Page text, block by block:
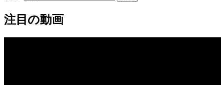
注目の動画